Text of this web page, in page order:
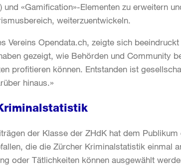
«Gamification»-Elementen zu erweitern
weiterzuentwickeln.
Vereins Opendata.ch, zeigte sich
gezeigt, wie Behörden und Community
profitieren können. Entstanden ist
hinaus.»
der Klasse der ZHdK hat dem
die die Zürcher Kriminalstatistik einmal
oder Tätlichkeiten können ausgewählt